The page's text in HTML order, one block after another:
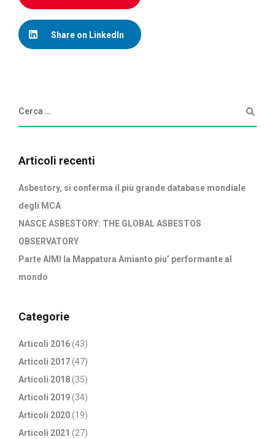
Share on LinkedIn
Articoli recenti
Asbestory, si conferma il più grande database mondiale
degli MCA
NASCE ASBESTORY: THE GLOBAL ASBESTOS
OBSERVATORY
Parte AIMI la Mappatura Amianto piu’ performante al
mondo
Categorie
Articoli 2016(43)
Articoli 2017(47)
Articoli 2018(35)
Articoli 2019(34)
Articoli 2020(19)
Articoli 2021 (27)